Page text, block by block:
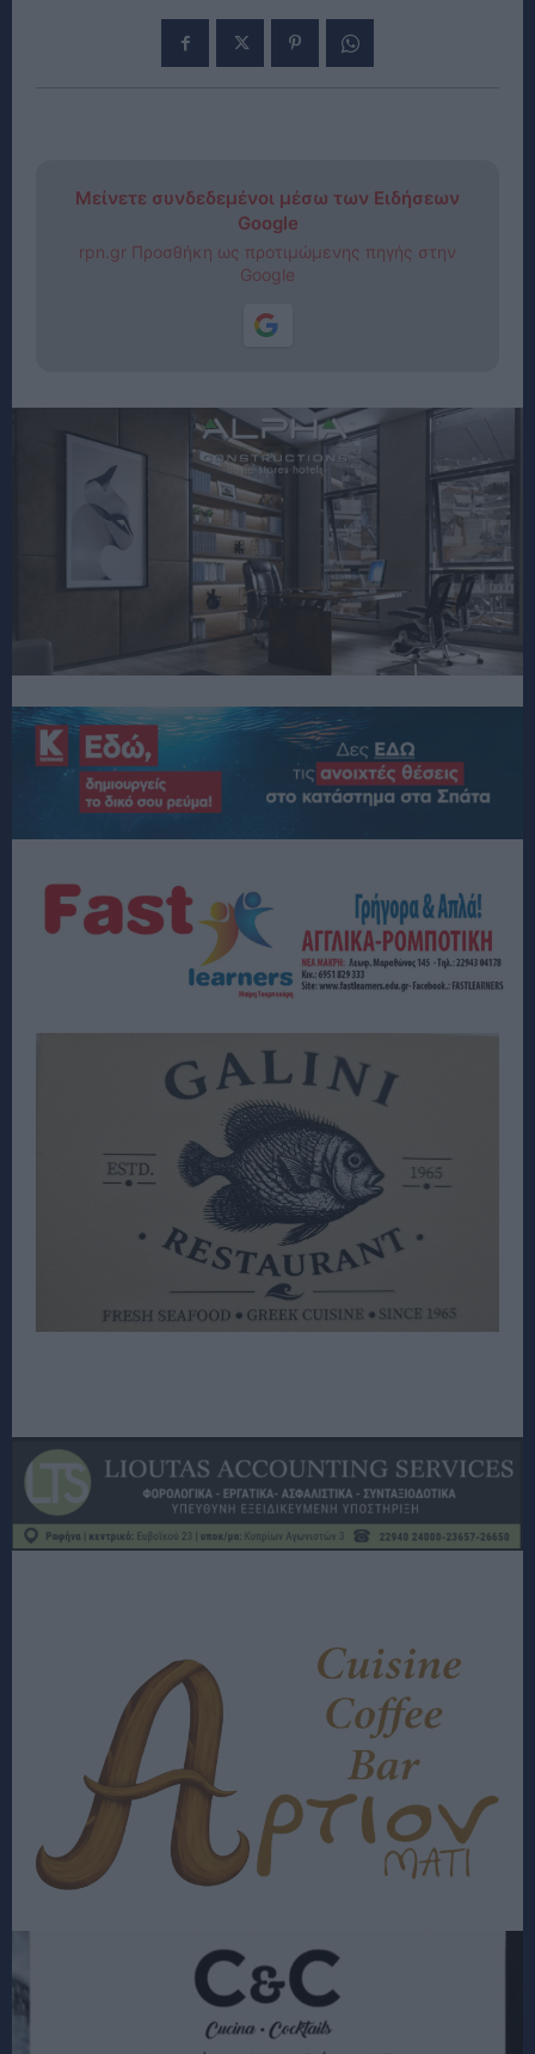
Μείνετε συνδεδεμένοι μέσω των Ειδήσεων
Google
rpn.gr Προσθήκη ως προτιμώμενης πηγής στην
Google